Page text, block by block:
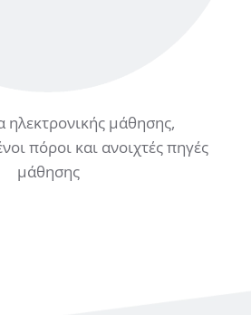
μάθησης,
πόροι και ανοιχτές πηγές
μάθησης